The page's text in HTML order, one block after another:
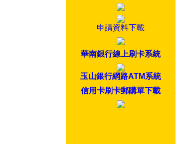
申請資料下載
華南銀行線上刷卡系統
玉山銀行網路ATM系統
信用卡刷卡郵購單下載